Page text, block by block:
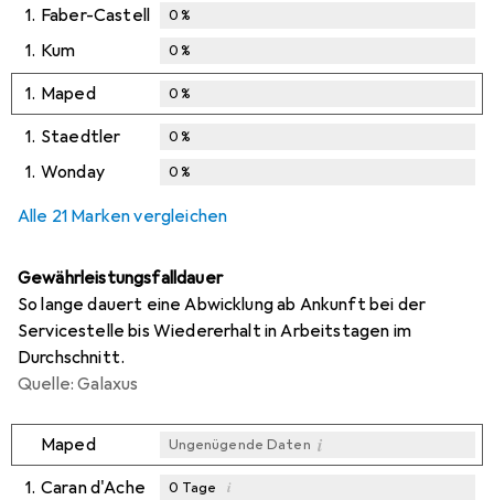
1. Faber-Castell 0%
1. Kum 0%
1. Maped 0%
1. Staedtler 0%
1. Wonday 0%
Alle 21 Marken vergleichen
Gewährleistungsfalldauer
So lange dauert eine Abwicklung ab Ankunft bei der
Servicestelle bis Wiedererhalt in Arbeitstagen im
Durchschnitt.
Quelle: Galaxus
Maped Ungenügende Daten i
1. Caran d'Ache 0 Tage i